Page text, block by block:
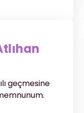
geçmesine